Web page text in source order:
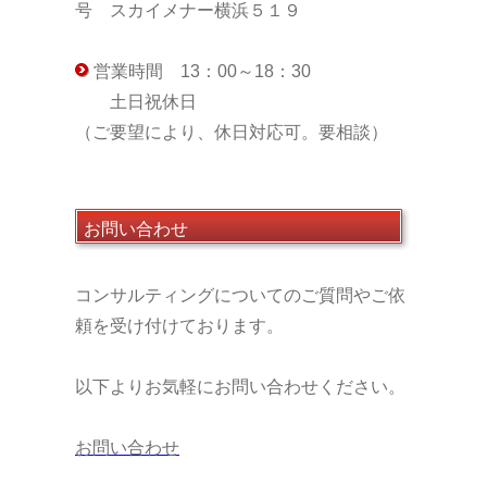
号 スカイメナー横浜５１９
営業時間 13：00～18：30
土日祝休日
（ご要望により、休日対応可。要相談）
お問い合わせ
コンサルティングについてのご質問やご依
頼を受け付けております。
以下よりお気軽にお問い合わせください。
お問い合わせ